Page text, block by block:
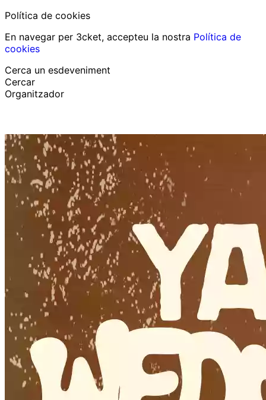
Política de cookies
En navegar per 3cket, accepteu la nostra Política de
cookies
Cerca un esdeveniment
Cercar
Organitzador
Català
Suport al participantHe perdut la meva entrada
LoginPromoure esdeveniment